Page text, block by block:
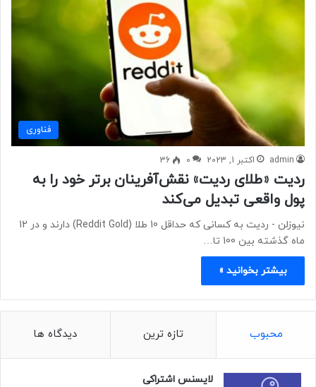
فناوری
admin اکتبر 1, 2023 0
36
ردیت «طلای ردیت» نقش‌آفرینان برتر خود را به
پول واقعی تبدیل می‌کند
نیوزلن - ردیت به کسانی که حداقل 10 طلا (Reddit Gold) دارند و در 12
ماه گذشته بین 100 تا…
بیشتر بخوانید »
محبوب تازه ترین دیدگاه ها
لایسنس اشتراکی